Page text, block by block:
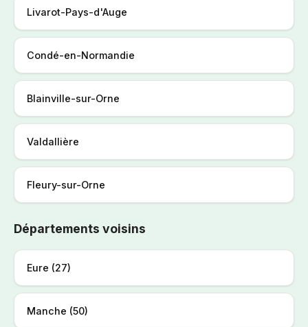
Livarot-Pays-d'Auge
Condé-en-Normandie
Blainville-sur-Orne
Valdallière
Fleury-sur-Orne
Départements voisins
Eure (27)
Manche (50)